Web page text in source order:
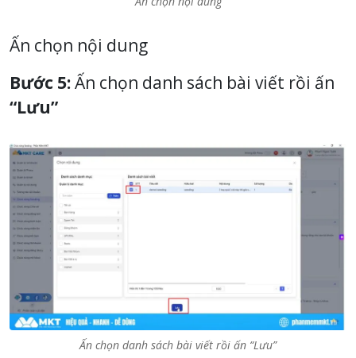
Ấn chọn nội dung
Bước 5:Ấn chọn danh sách bài viết rồi ấn
“Lưu”
Ấn chọn danh sách bài viết rồi ấn “Lưu”